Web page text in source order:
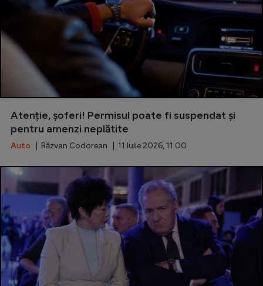
Atenție, șoferi! Permisul poate fi suspendat și
pentru amenzi neplătite
Auto | Răzvan Codorean | 11 Iulie 2026, 11:00